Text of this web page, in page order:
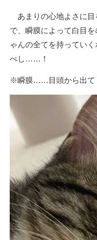
あまりの心地よさに目
で、瞬膜によって白目
ゃんの全てを持ってい
べし……！
※瞬膜……目頭から出て